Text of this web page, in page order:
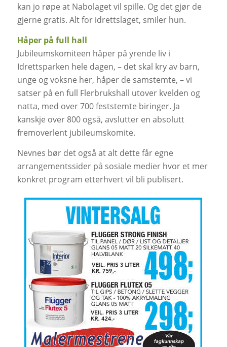
kan jo røpe at Nabolaget vil spille. Og det gjør de
gjerne gratis. Alt for idrettslaget, smiler hun.
Håper på full hall
Jubileumskomiteen håper på yrende liv i
Idrettsparken hele dagen, – det skal kry av barn,
unge og voksne her, håper de samstemte, – vi
satser på en full Flerbrukshall utover kvelden og
natta, med over 700 feststemte biringer. Ja
kanskje over 800 også, avslutter en absolutt
fremoverlent jubileumskomite.
Nevnes bør det også at alt dette får egne
arrangementssider på sosiale medier hvor et mer
konkret program etterhvert vil bli publisert.